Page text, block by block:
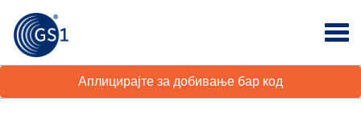
Аплицирајте за добивање бар код